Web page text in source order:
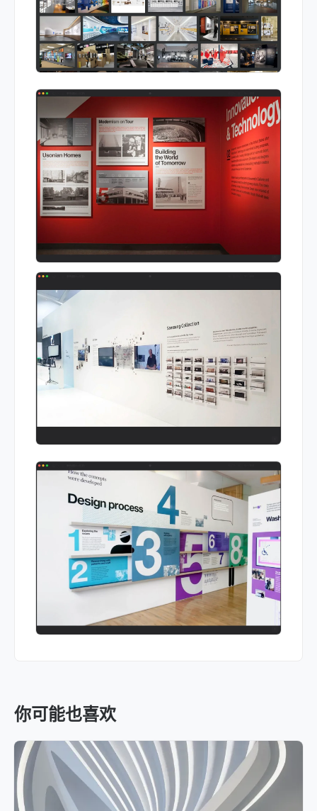
你可能也喜欢